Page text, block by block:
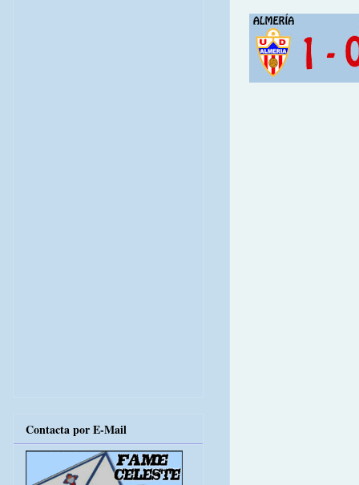
Contacta por E-Mail